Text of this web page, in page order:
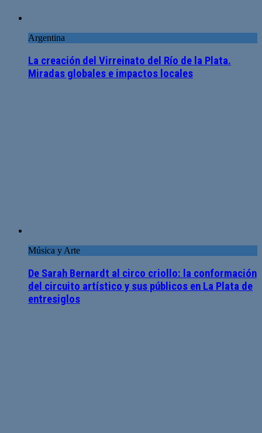
Argentina
La creación del Virreinato del Río de la Plata.
Miradas globales e impactos locales
Música y Arte
De Sarah Bernardt al circo criollo: la conformación
del circuito artístico y sus públicos en La Plata de
entresiglos